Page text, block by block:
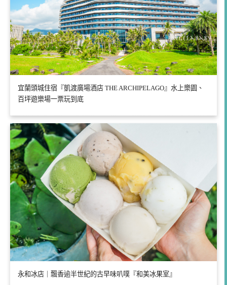
宜蘭頭城住宿『凱渡廣場酒店 THE ARCHIPELAGO』水上樂園、
百坪遊樂場一票玩到底
永和冰店｜飄香逾半世紀的古早味叭噗『和美冰果室』